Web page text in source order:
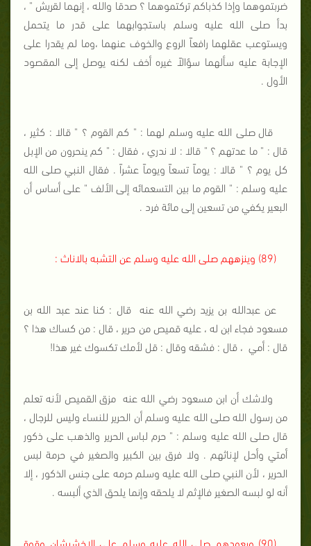
ضربتموهما وإذا كذباكم تركتموهما ؟ صدقا والله ، إنهما لقريش " ،
بدأ صلى الله عليه وسلم باستجوابهما على قدر ما يتحمل
ويستوعب عقلهما رافعاً الروع والخوف عنهما ،وما لم يقدرا على
الإجابة عليه سألهما سؤالاً غيره أخف لكنه يوصل إلى المقصود
الأول .
قال صلى الله عليه وسلم لهما : " كم القوم ؟ " قالا : كثير ،
قال : " ما عدتهم ؟ " قالا : لا ندري ، فقال : " كم ينحرون من الإبل
كل يوم ؟ " قالا : يوماً تسعاً ويوماً عشراً . فقال النبي صلى الله
عليه وسلم : " القوم ما بين التسعمائه إلى الألف " على أساس أن
البعير يكفي من تسعين إلى مائة فرد .
(89) وينزههم صلى الله عليه وسلم عن التشبه بالاناث :
عن عبدالله بن يزيد رضي الله عنه قال : كنا عند عبد الله بن
مسعود فجاء ابن له ، عليه قميص من حرير ، قال : من كساك هذا ؟
قال : أمي ، قال : فشقه وقال : قل لأمك تكسوك غير هذا!
ولاشك أن ابن مسعود رضي الله عنه مزق القميص لأنه تعلم
من رسول الله صلى الله عليه وسلم أن الحرير للنساء وليس للرجال ،
قال صلى الله عليه وسلم : " حرم لباس الحرير والذهب على ذكور
أمتي وأحل لإناثهم . ولا فرق بين الكبير والصغير في حرمة لبس
الحرير ، لأن النبي صلى الله عليه وسلم حرمه على جنس الذكور ، إلا
أنه لو لبسه الصغير فالإثم لا يلحقه وإنما يلحق الذي ألبسه .
(90) ويعودهم صلى الله عليه وسلم على الإخشيشان وقوة